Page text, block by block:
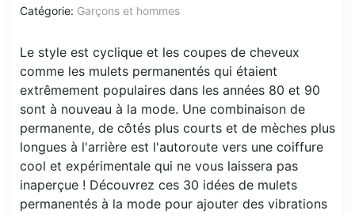
Catégorie: Garçons et hommes
Le style est cyclique et les coupes de cheveux
comme les mulets permanentés qui étaient
extrêmement populaires dans les années 80 et 90
sont à nouveau à la mode. Une combinaison de
permanente, de côtés plus courts et de mèches plus
longues à l'arrière est l'autoroute vers une coiffure
cool et expérimentale qui ne vous laissera pas
inaperçue ! Découvrez ces 30 idées de mulets
permanentés à la mode pour ajouter des vibrations